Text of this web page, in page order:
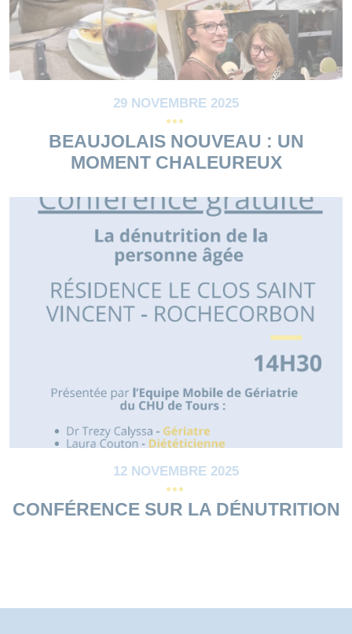
29 NOVEMBRE 2025
BEAUJOLAIS NOUVEAU : UN
MOMENT CHALEUREUX
12 NOVEMBRE 2025
CONFÉRENCE SUR LA DÉNUTRITION